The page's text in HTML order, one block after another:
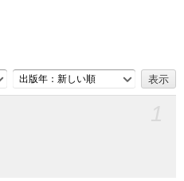
出版年：新しい順